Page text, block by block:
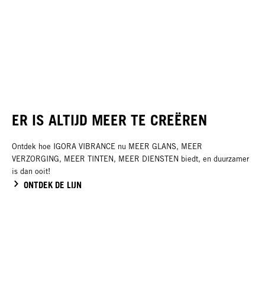
ER IS ALTIJD MEER TE CREËREN
Ontdek hoe IGORA VIBRANCE nu MEER GLANS, MEER
VERZORGING, MEER TINTEN, MEER DIENSTEN biedt, en duurzamer
is dan ooit!
ONTDEK DE LIJN